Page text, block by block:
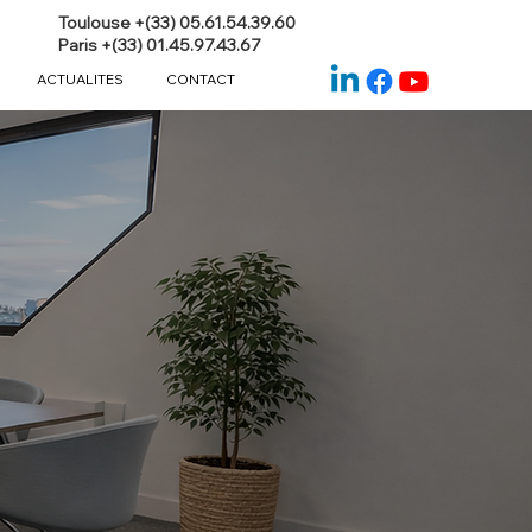
Toulouse +(33) 05.61.54.39.60
Paris +(33) 01.45.97.43.67
ACTUALITES CONTACT